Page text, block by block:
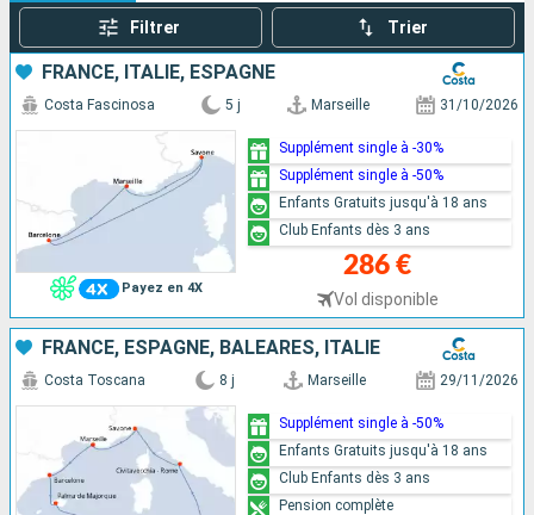
Filtrer Trier
FRANCE, ITALIE, ESPAGNE
Payez en 4X
Costa Fascinosa 5 j Marseille 31/10/2026
286 €
Vol disponible
Supplément single à -30%
Supplément single à -50%
Enfants Gratuits jusqu'à 18 ans
Club Enfants dès 3 ans
FRANCE, ESPAGNE, BALÉARES, ITALIE
Costa Toscana 8 j Marseille 29/11/2026
Supplément single à -50%
Enfants Gratuits jusqu'à 18 ans
Club Enfants dès 3 ans
Pension complète